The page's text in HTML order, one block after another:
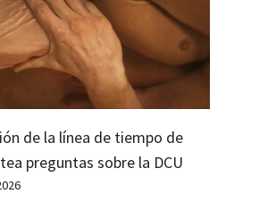
de la línea de tiempo de
preguntas sobre la DCU